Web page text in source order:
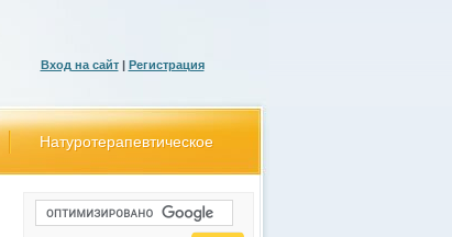
Вход на сайт | Регистрация
Натуротерапевтическое